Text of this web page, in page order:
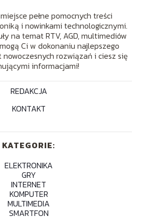
pełne pomocnych treści
i nowinkami technologicznymi.
na temat RTV, AGD, multimediów
Ci w dokonaniu najlepszego
rozwiązań i ciesz się
informacjami!
REDAKCJA
KONTAKT
KATEGORIE:
ELEKTRONIKA
GRY
INTERNET
KOMPUTER
MULTIMEDIA
SMARTFON